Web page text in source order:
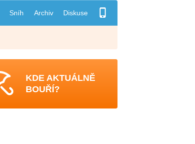
Sníh Archiv Diskuse
KDE AKTUÁLNĚ
BOUŘÍ?